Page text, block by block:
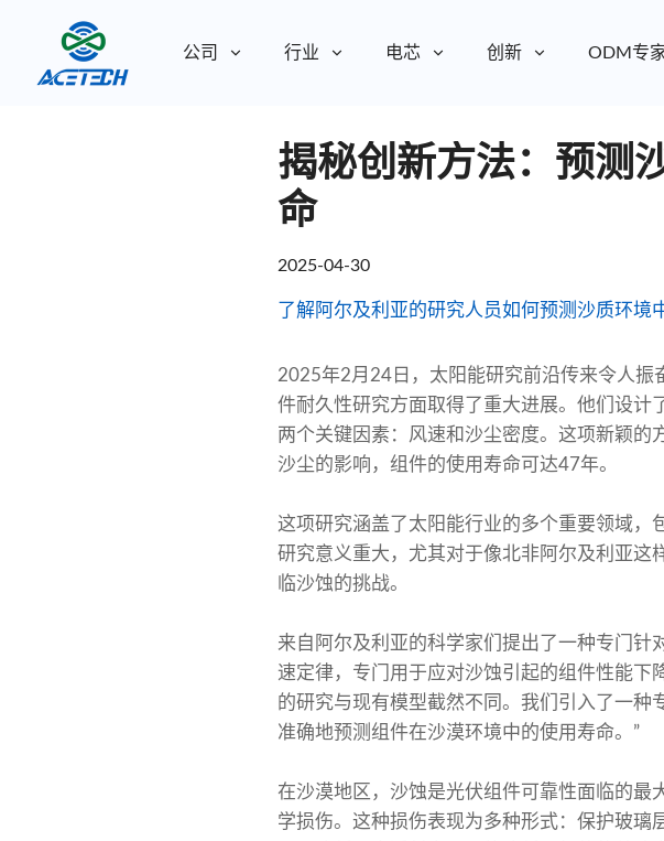
公司 行业 电芯 创新 ODM专
揭秘创新方法：预测
命
2025-04-30
了解阿尔及利亚的研究人员如何预测沙质环
2025年2月24日，太阳能研究前沿传来令人振
件耐久性研究方面取得了重大进展。他们设计
两个关键因素：风速和沙尘密度。这项新颖的
沙尘的影响，组件的使用寿命可达47年。
这项研究涵盖了太阳能行业的多个重要领域，
研究意义重大，尤其对于像北非阿尔及利亚这
临沙蚀的挑战。
来自阿尔及利亚的科学家们提出了一种专门针
速定律，专门用于应对沙蚀引起的组件性能下
的研究与现有模型截然不同。我们引入了一
准确地预测组件在沙漠环境中的使用寿命。”
在沙漠地区，沙蚀是光伏组件可靠性面临的最
学损伤。这种损伤表现为多种形式：保护玻